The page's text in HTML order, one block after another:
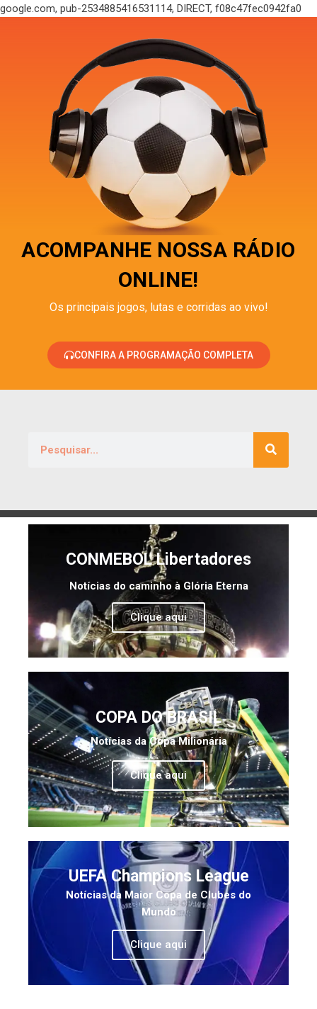
google.com, pub-2534885416531114, DIRECT, f08c47fec0942fa0
ACOMPANHE NOSSA RÁDIO
ONLINE!
Os principais jogos, lutas e corridas ao vivo!
CONFIRA A PROGRAMAÇÃO COMPLETA
CONMEBOL Libertadores
Notícias do caminho à Glória Eterna
Clique aqui
COPA DO BRASIL
Notícias da Copa Milionária
Clique aqui
UEFA Champions League
Notícias da Maior Copa de Clubes do
Mundo
Clique aqui